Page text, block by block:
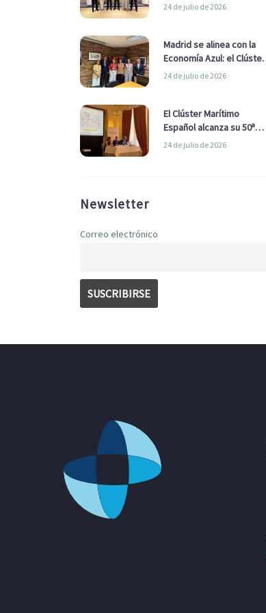
refuerzan su alianza para
24 de julio de 2026
Madrid se alinea con la
Economía Azul: el Clúster
Marítimo Español y la Real
Ayuntamiento
24 de julio de 2026
El Clúster Marítimo
Español alcanza su 50ª
Asamblea reafirmando su
24 de julio de 2026
Newsletter
Correo electrónico